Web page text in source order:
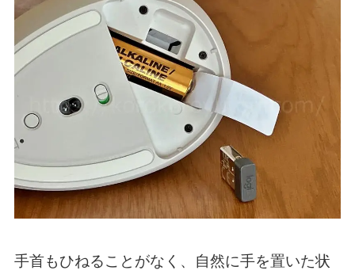
手首もひねることがなく、自然に手を置いた状